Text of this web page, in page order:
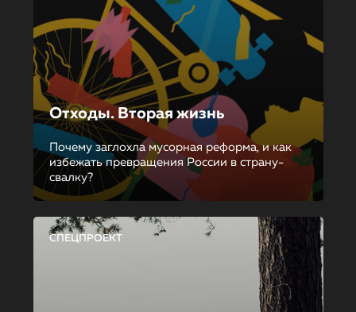
Отходы. Вторая жизнь
Почему заглохла мусорная реформа, и как
избежать превращения России в страну-
свалку?
СПЕЦПРОЕКТ